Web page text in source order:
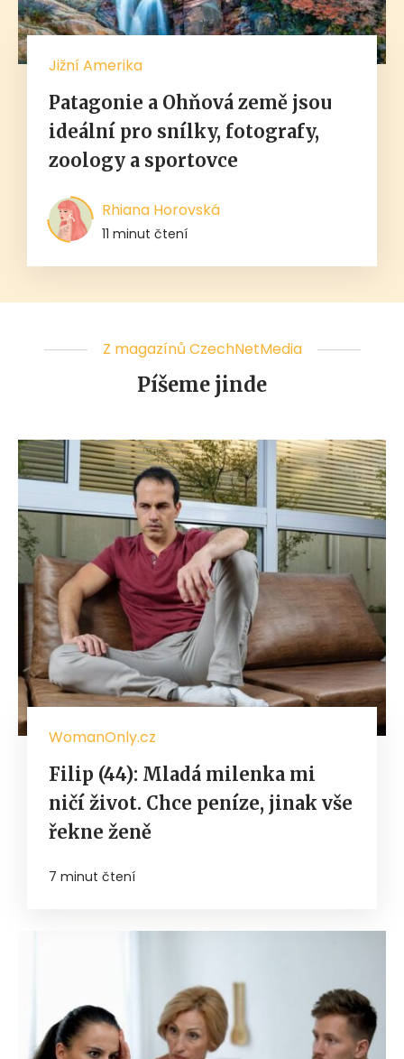
Jižní Amerika
Patagonie a Ohňová země jsou
ideální pro snílky, fotografy,
zoology a sportovce
Rhiana Horovská
11 minut čtení
Z magazínů CzechNetMedia
Píšeme jinde
WomanOnly.cz
Filip (44): Mladá milenka mi
ničí život. Chce peníze, jinak vše
řekne ženě
7 minut čtení